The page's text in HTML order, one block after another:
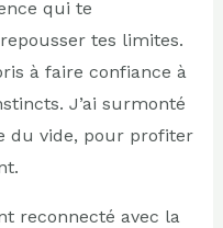
qui te
tes limites.
à faire confiance à
J’ai surmonté
du vide, pour profiter
reconnecté avec la